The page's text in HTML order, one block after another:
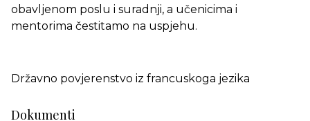
obavljenom poslu i suradnji, a učenicima i
mentorima čestitamo na uspjehu.
Državno povjerenstvo iz francuskoga jezika
Dokumenti